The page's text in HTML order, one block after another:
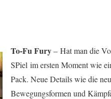
To-Fu Fury– Hat man die
SPiel im ersten Moment wie
Pack. Neue Details wie die
Bewegungsformen und